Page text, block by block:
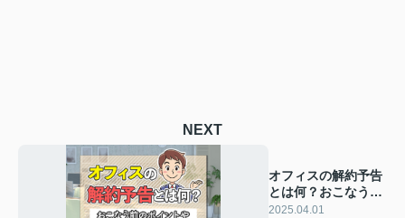
NEXT
オフィスの解約予告
とは何？おこなう前
のポイントや注意点
2025.04.01